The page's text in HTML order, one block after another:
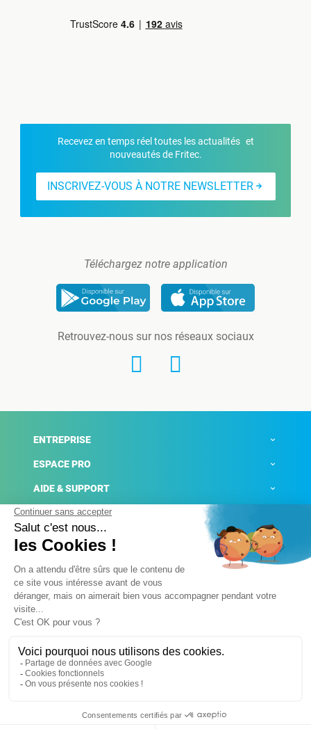
Recevez en temps réel toutes les actualités et
nouveautés de Fritec.
INSCRIVEZ-VOUS À NOTRE NEWSLETTER
Téléchargez notre application
Retrouvez-nous sur nos réseaux sociaux
ENTREPRISE
ESPACE PRO
AIDE & SUPPORT
ACTUALITÉS
Mentions légales
Conditions générales de ventes
Plateforme de signalement